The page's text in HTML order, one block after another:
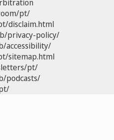
pt/
disclaim.html
privacy-policy/
accessibility/
sitemap.html
pt/
podcasts/